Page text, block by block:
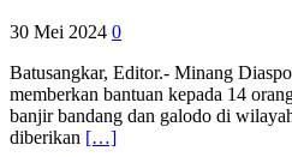
30 Mei 2024 0
Batusangkar, Editor.- Minang
memberkan bantuan kepada 14
banjir bandang dan galodo di
diberikan […]